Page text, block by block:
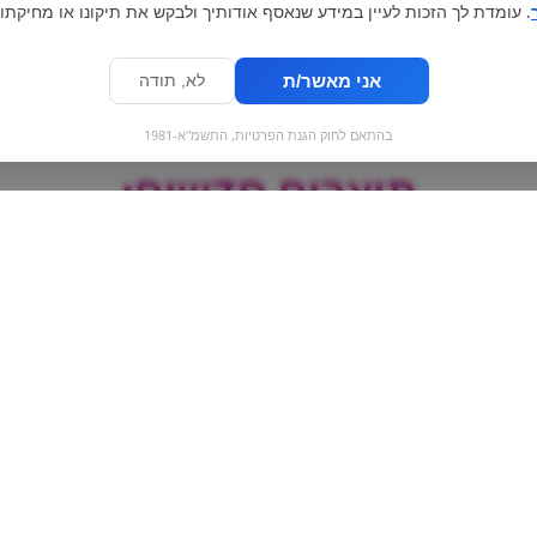
מוצרים חדשים:
. עומדת לך הזכות לעיין במידע שנאסף אודותיך ולבקש את תיקונו או
אני מאשר/ת לא, תודה
בהתאם לחוק הגנת הפרטיות, התשמ"א-1981